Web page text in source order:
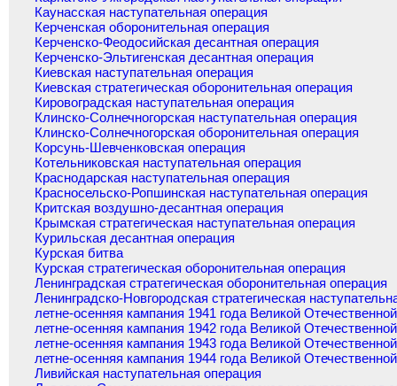
Каунасская наступательная операция
Керченская оборонительная операция
Керченско-Феодосийская десантная операция
Керченско-Эльтигенская десантная операция
Киевская наступательная операция
Киевская стратегическая оборонительная операция
Кировоградская наступательная операция
Клинско-Солнечногорская наступательная операция
Клинско-Солнечногорская оборонительная операция
Корсунь-Шевченковская операция
Котельниковская наступательная операция
Краснодарская наступательная операция
Красносельско-Ропшинская наступательная операция
Критская воздушно-десантная операция
Крымская стратегическая наступательная операция
Курильская десантная операция
Курская битва
Курская стратегическая оборонительная операция
Ленинградская стратегическая оборонительная операция
Ленинградско-Новгородская стратегическая
летне-осенняя кампания 1941 года Великой
летне-осенняя кампания 1942 года Великой
летне-осенняя кампания 1943 года Великой
летне-осенняя кампания 1944 года Великой
Ливийская наступательная операция